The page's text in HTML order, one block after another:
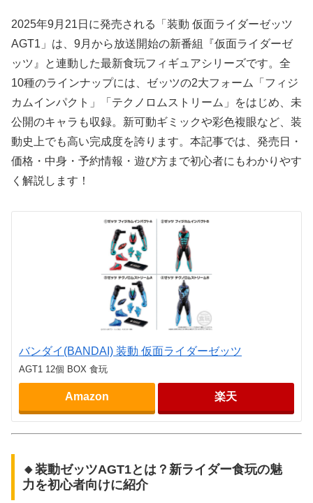
2025年9月21日に発売される「装動 仮面ライダーゼッツ
AGT1」は、9月から放送開始の新番組『仮面ライダーゼ
ッツ』と連動した最新食玩フィギュアシリーズです。全
10種のラインナップには、ゼッツの2大フォーム「フィジ
カムインパクト」「テクノロムストリーム」をはじめ、未
公開のキャラも収録。新可動ギミックや彩色複眼など、装
動史上でも高い完成度を誇ります。本記事では、発売日・
価格・中身・予約情報・遊び方まで初心者にもわかりやす
く解説します！
バンダイ(BANDAI) 装動 仮面ライダーゼッツ
AGT1 12個 BOX 食玩
Amazon 楽天
🔸装動ゼッツAGT1とは？新ライダー食玩の魅
力を初心者向けに紹介